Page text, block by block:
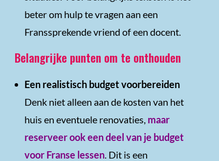
beter om hulp te vragen aan een
Franssprekende vriend of een docent.
Belangrijke punten om te onthouden
Een realistisch budget voorbereiden
Denk niet alleen aan de kosten van het
huis en eventuele renovaties, maar
reserveer ook een deel van je budget
voor Franse lessen . Dit is een